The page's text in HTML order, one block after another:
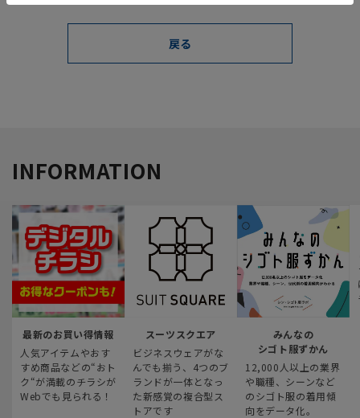
INFORMATION
最新のお買い得情報
人気アイテムやおす
すめ商品などの“おト
ク“が満載のチラシが
Webでも見られる！
スーツスクエア
ビジネスウェアがな
んでも揃う、4つのブ
ランドが一体となっ
た新感覚の複合型ス
トアです
みんなの
シゴト服ずかん
12,000人以上の業界
や職種、シーンなど
のシゴト服の着用傾
向をデータ化。